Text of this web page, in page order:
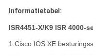
Informatietabel:
ISR4451-X/K9 ISR 4000-
1.Cisco IOS XE